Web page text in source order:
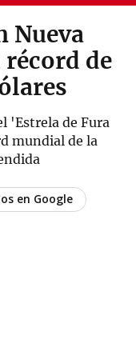
Nueva
de
'Estrela de Fura
mundial de la
en Google